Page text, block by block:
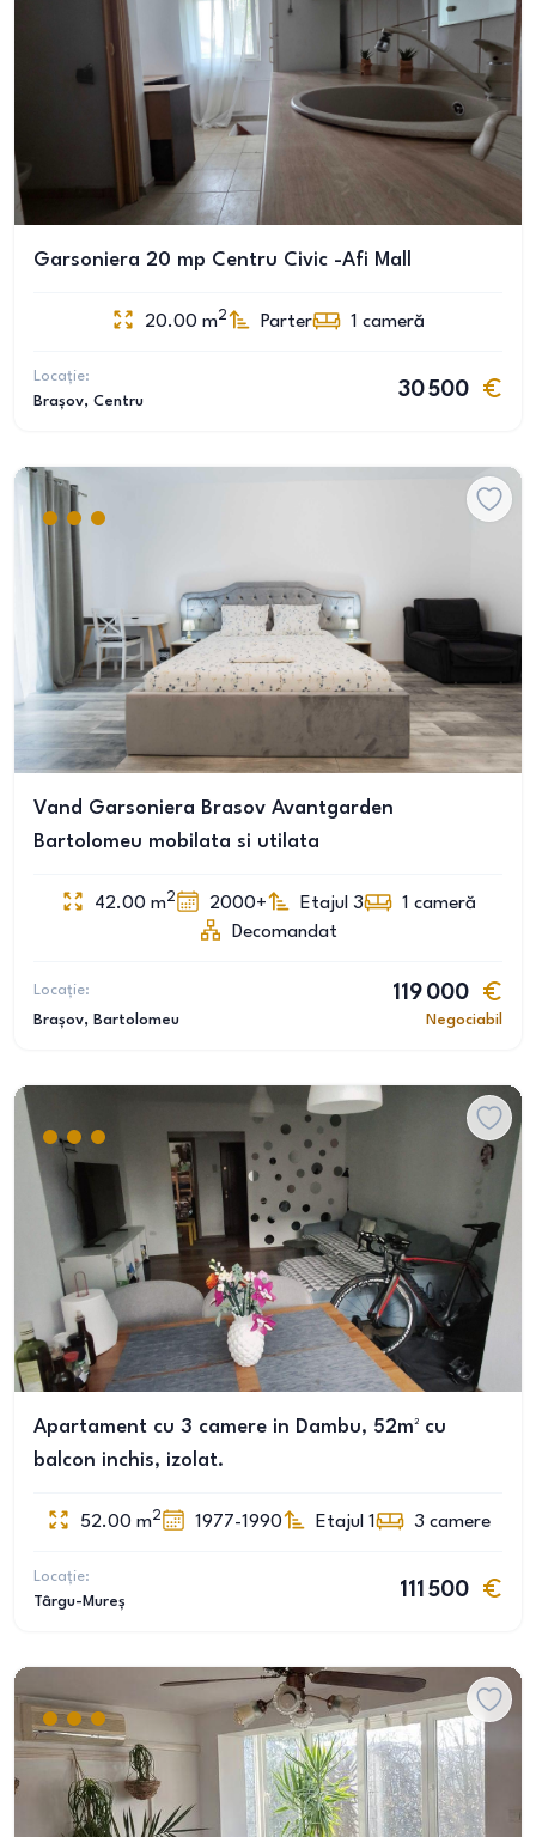
Garsoniera 20 mp Centru Civic -Afi Mall
20.00 m2 Parter 1 cameră
Locație:
Brașov, Centru
30 500
Vand Garsoniera Brasov Avantgarden
Bartolomeu mobilata si utilata
42.00 m2 2000+ Etajul 3 1 cameră
Decomandat
Locație:
Brașov, Bartolomeu
119 000
Negociabil
Apartament cu 3 camere in Dambu, 52m² cu
balcon inchis, izolat.
52.00 m2 1977-1990 Etajul 1 3 camere
Locație:
Târgu-Mureș
111 500